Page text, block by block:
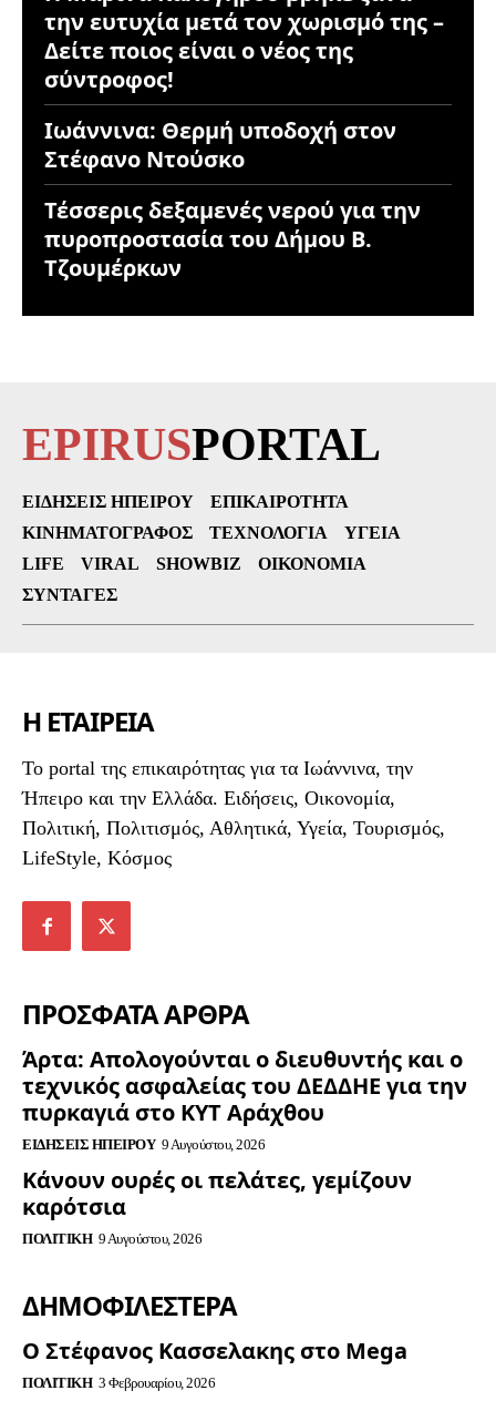
την ευτυχία μετά τον χωρισμό της –
Δείτε ποιος είναι ο νέος της
σύντροφος!
Ιωάννινα: Θερμή υποδοχή στον
Στέφανο Ντούσκο
Τέσσερις δεξαμενές νερού για την
πυροπροστασία του Δήμου Β.
Τζουμέρκων
EPIRUSPORTAL
ΕΙΔΉΣΕΙΣ ΗΠΕΊΡΟΥ
ΕΠΙΚΑΙΡΌΤΗΤΑ
ΚΙΝΗΜΑΤΟΓΡΆΦΟΣ
ΤΕΧΝΟΛΟΓΊΑ
ΥΓΕΊΑ
LIFE
VIRAL SHOWBIZ
ΟΙΚΟΝΟΜΊΑ
ΣΥΝΤΑΓΈΣ
Η ΕΤΑΙΡΕΙΑ
To portal της επικαιρότητας για τα Ιωάννινα, την
Ήπειρο και την Ελλάδα. Ειδήσεις, Οικονομία,
Πολιτική, Πολιτισμός, Αθλητικά, Υγεία, Τουρισμός,
LifeStyle, Κόσμος
ΠΡΟΣΦΑΤΑ ΑΡΘΡΑ
Άρτα: Απολογούνται ο διευθυντής και ο
τεχνικός ασφαλείας του ΔΕΔΔΗΕ για την
πυρκαγιά στο ΚΥΤ Αράχθου
ΕΙΔΉΣΕΙΣ ΗΠΕΊΡΟΥ 9 Αυγούστου, 2026
Κάνουν ουρές οι πελάτες, γεμίζουν
καρότσια
ΠΟΛΙΤΙΚΉ 9 Αυγούστου, 2026
ΔΗΜΟΦΙΛΈΣΤΕΡΑ
Ο Στέφανος Κασσελακης στο Mega
ΠΟΛΙΤΙΚΉ 3 Φεβρουαρίου, 2026